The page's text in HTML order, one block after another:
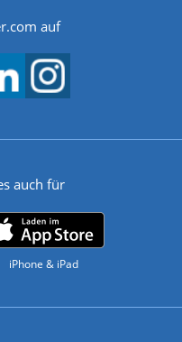
auf
auch für
iPhone & iPad